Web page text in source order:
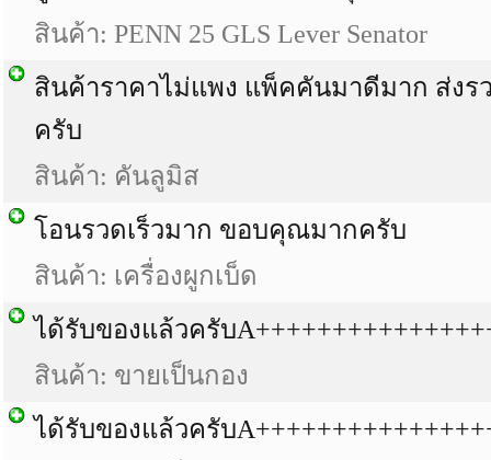
สินค้า: PENN 25 GLS Lever Senator
สินค้าราคาไม่แพง แพ็คคันมาดีมาก ส่งรว
ครับ
สินค้า: คันลูมิส
โอนรวดเร็วมาก ขอบคุณมากครับ
สินค้า: เครื่องผูกเบ็ด
ได้รับของแล้วครับ
สินค้า: ขายเป็นกอง
ได้รับของแล้วครับ